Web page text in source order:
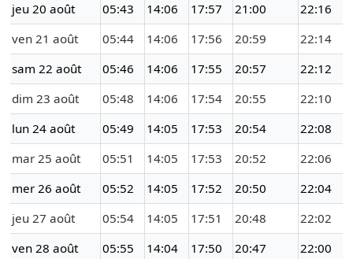
jeu 20 août
05:43 14:06 17:57 21:00
22:16
ven 21 août
05:44 14:06 17:56 20:59
22:14
sam 22 août
05:46 14:06 17:55 20:57
22:12
dim 23 août
05:48 14:06 17:54 20:55
22:10
lun 24 août
05:49 14:05 17:53 20:54
22:08
mar 25 août
05:51 14:05 17:53 20:52
22:06
mer 26 août
05:52 14:05 17:52 20:50
22:04
jeu 27 août
05:54 14:05 17:51 20:48
22:02
ven 28 août
05:55 14:04 17:50 20:47
22:00